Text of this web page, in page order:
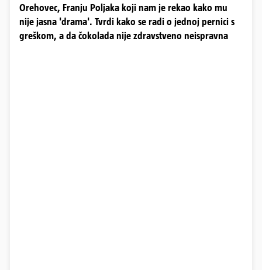
Orehovec, Franju Poljaka koji nam je rekao kako mu
nije jasna 'drama'. Tvrdi kako se radi o jednoj pernici s
greškom, a da čokolada nije zdravstveno neispravna